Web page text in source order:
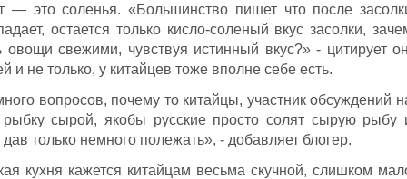
— это соленья. «Большинство пишет что после
остается только кисло-соленый вкус засолки,
овощи свежими, чувствуя истинный вкус?» - цитирует
и не только, у китайцев тоже вполне себе есть.
вопросов, почему то китайцы, участник обсуждений
сырой, якобы русские просто солят сырую рыбу
только немного полежать», - добавляет блогер.
кухня кажется китайцам весьма скучной, слишком